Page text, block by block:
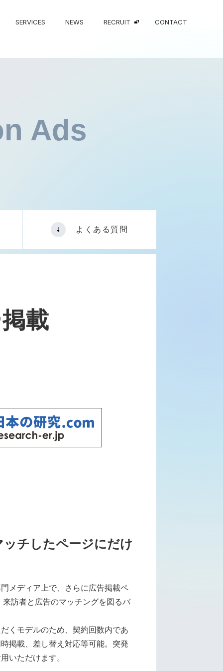
SERVICES NEWS RECRUIT CONTACT
Ads
よくある質問
載
チしたページにだけ
メディア上で、さらに広告掲載ペ
訪者と広告のマッチングを図るバ
くモデルのため、契約回数内であ
掲載、差し替え対応等可能。突発
いただけます。